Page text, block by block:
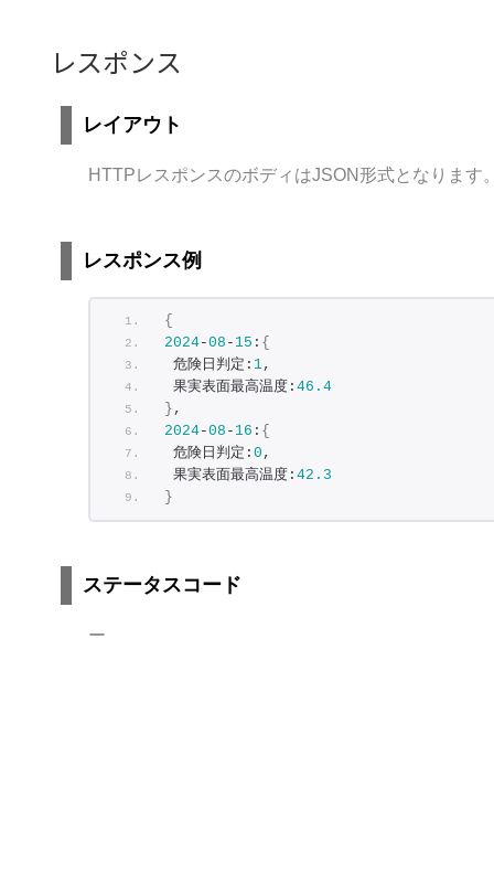
レスポンス
レイアウト
HTTPレスポンスのボディはJSON形式となります
レスポンス例
{
2024-08 - 15 : {
危険日判定: 1,
果実表面最高温度: 46.4
} ,
2024-08 - 16 : {
危険日判定: 0 ,
果実表面最高温度: 42.3
}
ステータスコード
ー